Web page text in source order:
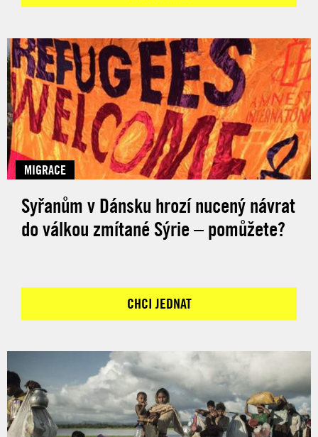
MIGRACE
Syřanům v Dánsku hrozí nucený návrat
do válkou zmítané Sýrie – pomůžete?
CHCI JEDNAT